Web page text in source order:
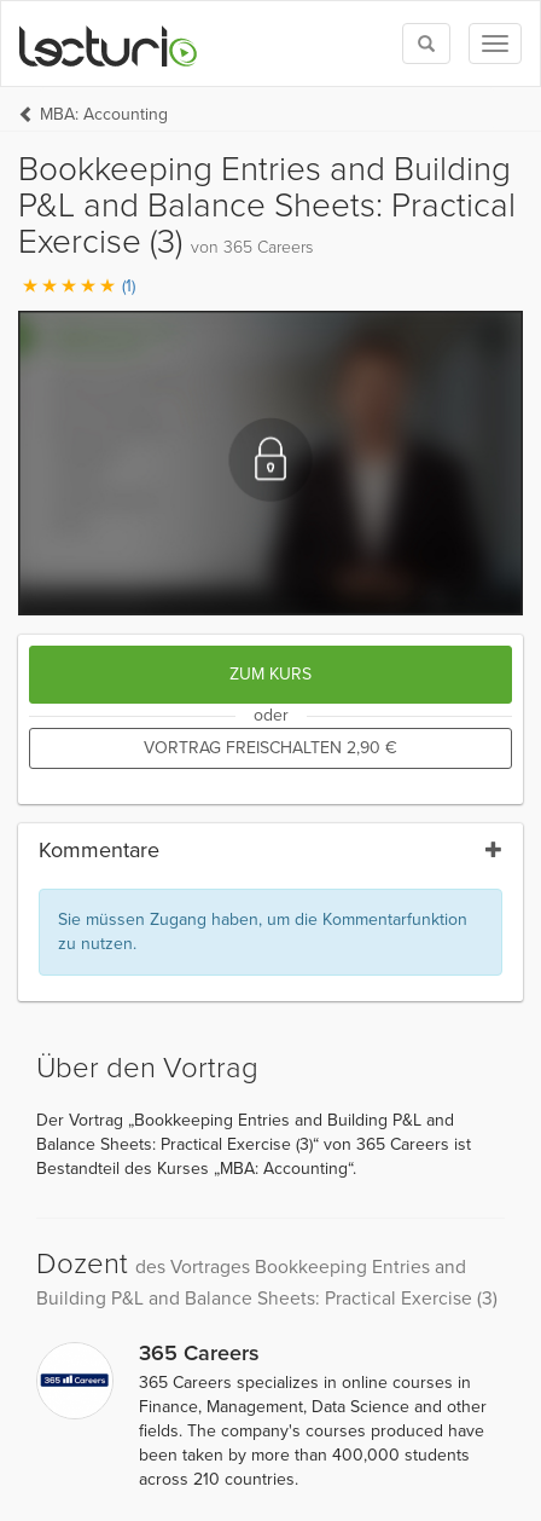
Toggle
search
MBA: Accounting
Bookkeeping Entries and Building
P&L and Balance Sheets: Practical
Exercise (3) von 365 Careers
(1)
ZUM KURS
oder
VORTRAG FREISCHALTEN 2,90 €
Kommentare
Sie müssen Zugang haben, um die Kommentarfunktion
zu nutzen.
Über den Vortrag
Der Vortrag „Bookkeeping Entries and Building P&L and
Balance Sheets: Practical Exercise (3)“ von 365 Careers ist
Bestandteil des Kurses „MBA: Accounting“.
Dozent des Vortrages Bookkeeping Entries and
Building P&L and Balance Sheets: Practical Exercise (3)
365 Careers
365 Careers specializes in online courses in
Finance, Management, Data Science and other
fields. The company's courses produced have
been taken by more than 400,000 students
across 210 countries.